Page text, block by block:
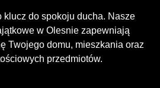
klucz do spokoju ducha. Nasze
w Olesnie zapewniają
Twojego domu, mieszkania oraz
przedmiotów.